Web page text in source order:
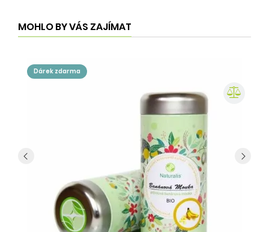
MOHLO BY VÁS ZAJÍMAT
dárek zdarma